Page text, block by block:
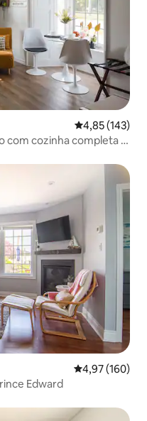
4,85 de uma
4,85 (143)
com cozinha completa a
hóspedes
4,97 de uma
4,97 (160)
Edward